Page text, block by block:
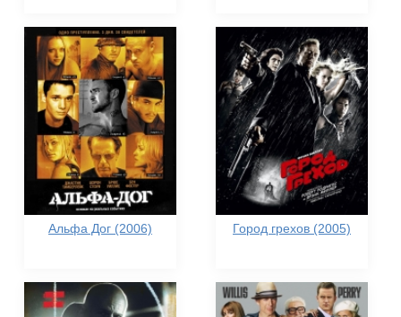
Альфа Дог (2006) Город грехов (2005)